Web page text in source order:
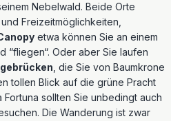
Nebelwald. Beide Orte
Freizeitmöglichkeiten,
etwa können Sie an einem
“fliegen“. Oder aber Sie laufen
, die Sie von Baumkrone
tollen Blick auf die grüne Pracht
sollten Sie unbedingt auch
Die Wanderung ist zwar